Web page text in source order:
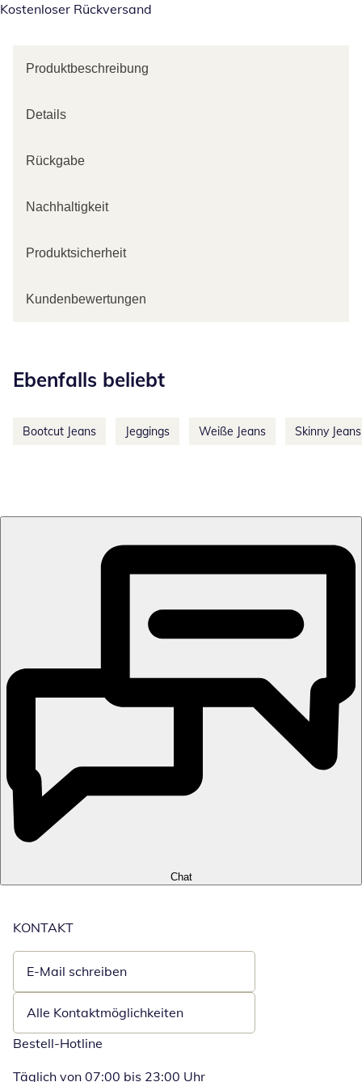
Kostenloser Rückversand
Produktbeschreibung
Details
Rückgabe
Nachhaltigkeit
Produktsicherheit
Kundenbewertungen
Ebenfalls beliebt
Bootcut Jeans Jeggings Weiße Jeans Skinny Jeans
Chat
KONTAKT
E-Mail schreiben
Öffnet E-Mail-Client
Alle Kontaktmöglichkeiten
Bestell-Hotline
Täglich von 07:00 bis 23:00 Uhr